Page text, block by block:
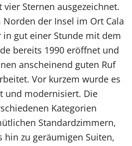
Sternen ausgezeichnet.
der Insel im Ort Cala
in gut einer Stunde mit dem
bereits 1990 eröffnet und
anscheinend guten Ruf
Vor kurzem wurde es
und modernisiert. Die
Kategorien
Standardzimmern,
hin zu geräumigen Suiten,